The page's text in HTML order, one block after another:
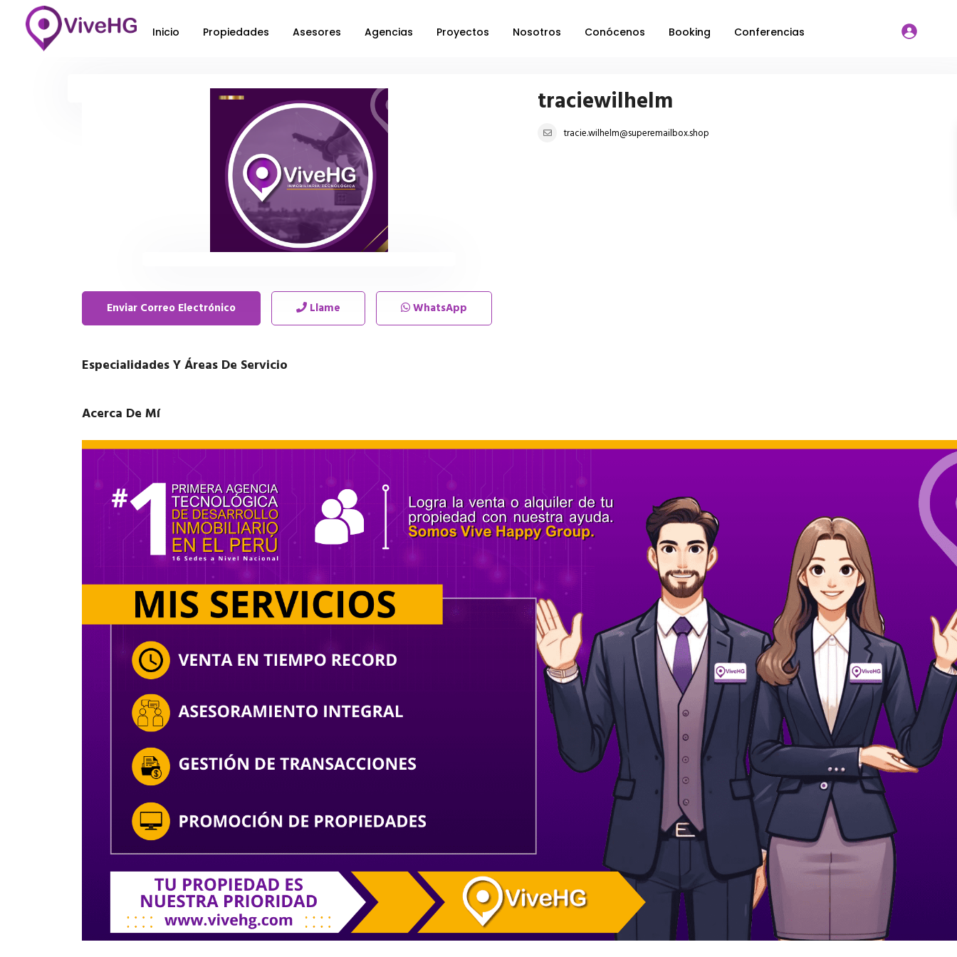
Inicio Propiedades Asesores Agencias Proyectos Nosotros Conócenos Booking Conferencias
traciewilhelm
tracie.wilhelm@superemailbox.shop
Enviar Correo Electrónico Llame WhatsApp
Especialidades Y Áreas De Servicio
Acerca De Mí